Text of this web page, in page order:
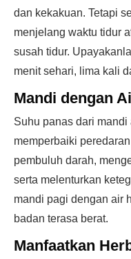
dan kekakuan. Tetapi
menjelang waktu tidur
susah tidur.
menit sehari, lima kali
Mandi dengan
Suhu panas dari
memperbaiki
pembuluh darah,
serta melenturkan
mandi pagi dengan air
badan terasa berat.
Manfaatkan